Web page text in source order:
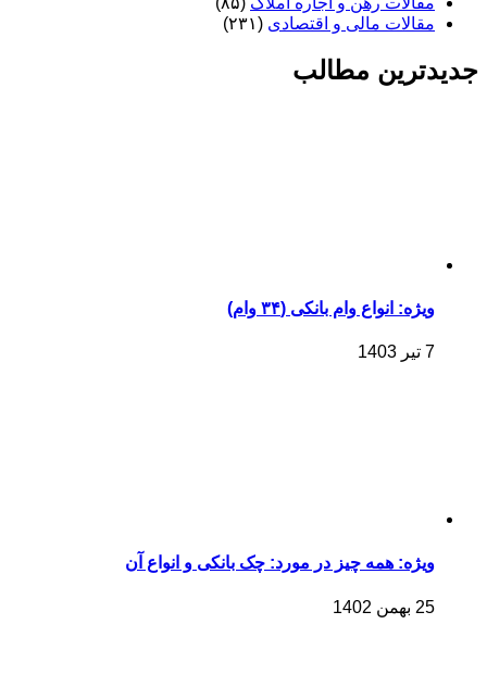
مقالات مالی و اقتصادی (۲۳۱)
جدیدترین مطالب
ویژه: انواع وام بانکی (۳۴ وام)
7 تیر 1403
ویژه: همه چیز در مورد: چک بانکی و انواع آن
25 بهمن 1402